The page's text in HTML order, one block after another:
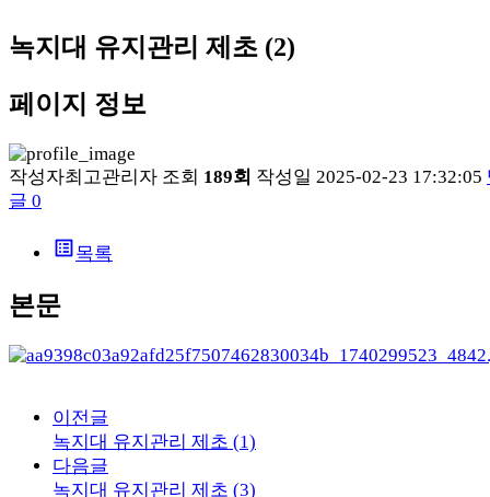
녹지대 유지관리 제초 (2)
페이지 정보
작성자최고관리자 조회 189회 작성일 2025-02-23 17:32:05
글 0
list_alt목록
본문
이전글
녹지대 유지관리 제초 (1)
다음글
녹지대 유지관리 제초 (3)